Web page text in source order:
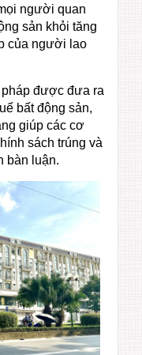
người quan
sản khỏi tăng
của người lao
được đưa ra
bất động sản,
giúp các cơ
sách trúng và
bàn luận.